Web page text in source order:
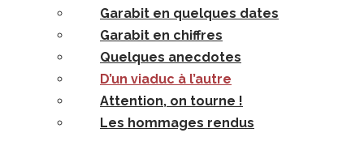
Garabit en quelques dates
Garabit en chiffres
Quelques anecdotes
D’un viaduc à l’autre
Attention, on tourne !
Les hommages rendus